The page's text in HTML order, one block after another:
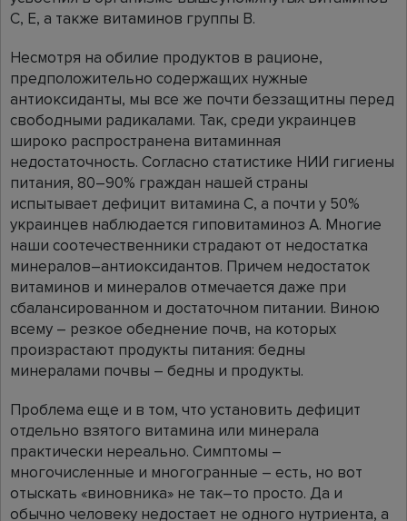
С, Е, а также витаминов группы В.
Несмотря на обилие продуктов в рационе,
предположительно содержащих нужные
антиоксиданты, мы все же почти беззащитны перед
свободными радикалами. Так, среди украинцев
широко распространена витаминная
недостаточность. Согласно статистике НИИ гигиены
питания, 80–90% граждан нашей страны
испытывает дефицит витамина С, а почти у 50%
украинцев наблюдается гиповитаминоз А. Многие
наши соотечественники страдают от недостатка
минералов–антиоксидантов. Причем недостаток
витаминов и минералов отмечается даже при
сбалансированном и достаточном питании. Виною
всему – резкое обеднение почв, на которых
произрастают продукты питания: бедны
минералами почвы – бедны и продукты.
Проблема еще и в том, что установить дефицит
отдельно взятого витамина или минерала
практически нереально. Симптомы –
многочисленные и многогранные – есть, но вот
отыскать «виновника» не так–то просто. Да и
обычно человеку недостает не одного нутриента, а